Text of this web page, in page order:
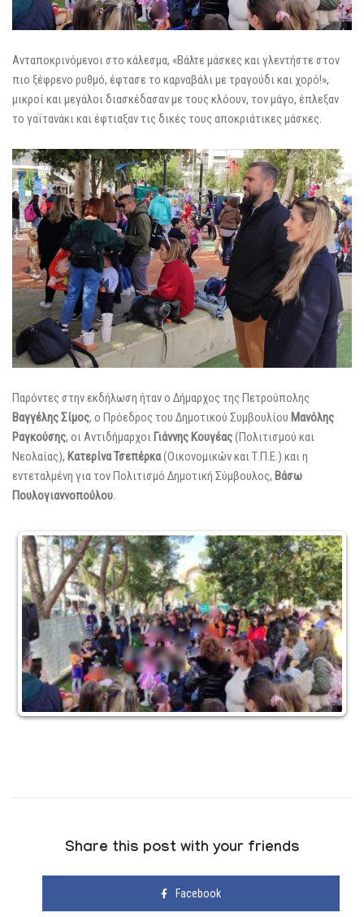
Ανταποκρινόμενοι στο κάλεσμα, «Βάλτε μάσκες και γλεντήστε στον
πιο ξέφρενο ρυθμό, έφτασε το καρναβάλι με τραγούδι και χορό!»,
μικροί και μεγάλοι διασκέδασαν με τους κλόουν, τον μάγο, έπλεξαν
το γαϊτανάκι και έφτιαξαν τις δικές τους αποκριάτικες μάσκες.
Παρόντες στην εκδήλωση ήταν ο Δήμαρχος της Πετρούπολης
Βαγγέλης Σίμος, ο Πρόεδρος του Δημοτικού Συμβουλίου Μανόλης
Ραγκούσης, οι Αντιδήμαρχοι Γιάννης Κουγέας(Πολιτισμού και
Νεολαίας), Κατερίνα Τσεπέρκα(Οικονομικών και Τ.Π.Ε.) και η
εντεταλμένη για τον Πολιτισμό Δημοτική Σύμβουλος, Βάσω
Πουλογιαννοπούλου.
Share this post with your friends
Facebook